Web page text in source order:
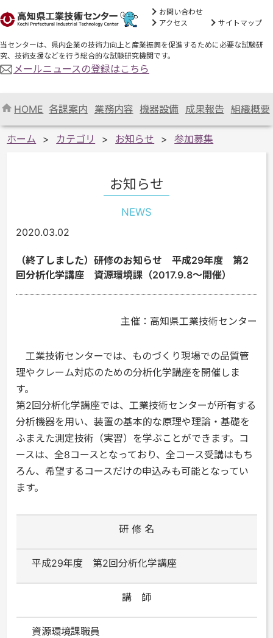
お問い合わせ
アクセス
サイトマップ
当センターは、県内企業の技術力向上と産業振興を促進するために必要な試験研
究、技術支援などを行う総合的な試験研究機関です。
メールニュースの登録はこちら
HOME 各課案内 業務内容 機器設備 成果報告 組織概要
ホーム カテゴリ お知らせ 参加募集
お知らせ
NEWS
2020.03.02
（終了しました）研修のお知らせ 平成29年度 第2
回分析化学講座 資源環境課（2017.9.8～開催）
主催：高知県工業技術センター
工業技術センターでは、ものづくり現場での品質管
理やクレーム対応のための分析化学講座を開催しま
す。
第2回分析化学講座では、工業技術センターが所有する
分析機器を用い、装置の基本的な原理や理論・基礎を
ふまえた測定技術（実習）を学ぶことができます。コ
ースは、全8コースとなっており、全コース受講はもち
ろん、希望するコースだけの申込みも可能となってい
ます。
研 修 名
平成29年度 第2回分析化学講座
講 師
資源環境課職員